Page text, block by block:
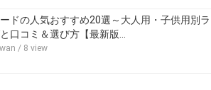
ドの人気おすすめ20選～大人用・子供用別ラ
口コミ＆選び方【最新版…
/ 8 view